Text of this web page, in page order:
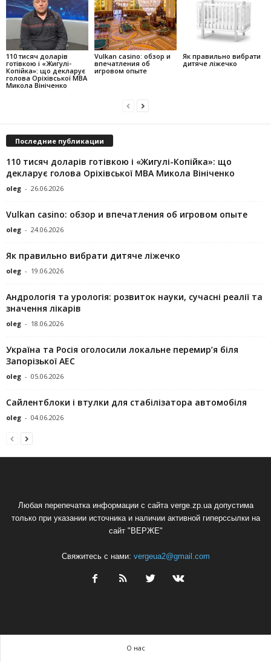
110 тисяч доларів
готівкою і «Жигулі-
Копійка»: що декларує
голова Оріхівської МВА
Микола Вініченко
Vulkan casino: обзор и
впечатления об
игровом опыте
Як правильно вибрати
дитяче ліжечко
Последние публикации
110 тисяч доларів готівкою і «Жигулі-Копійка»: що
декларує голова Оріхівської МВА Микола Вініченко
oleg - 26.06.2026
Vulkan casino: обзор и впечатления об игровом опыте
oleg - 24.06.2026
Як правильно вибрати дитяче ліжечко
oleg - 19.06.2026
Андрологія та урологія: розвиток науки, сучасні реалії та
значення лікарів
oleg - 18.06.2026
Україна та Росія оголосили локальне перемир’я біля
Запорізької АЕС
oleg - 05.06.2026
Сайлентблоки і втулки для стабілізатора автомобіля
oleg - 04.06.2026
Любая перепечатка информации с сайта verge.zp.ua допустима
только при указании источника и наличии активной гиперссылки на
сайт "ВЕРЖЕ"
Свяжитесь с нами: vergeua2@gmail.com
О нас